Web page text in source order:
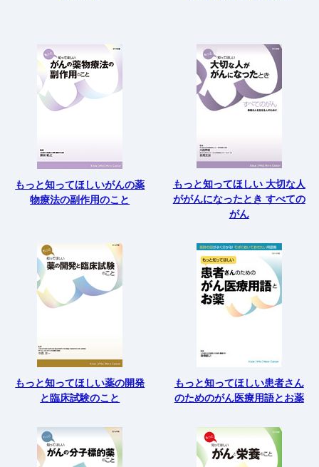
もっと知ってほしいがんの薬
物療法の副作用のこと
もっと知ってほしい 大切な人
ががんになったとき すべての
がん
もっと知ってほしい薬の開発
と臨床試験のこと
もっと知ってほしい患者さん
のためのがん医療用語とお薬